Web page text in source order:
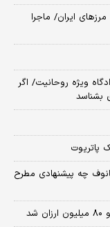
ایران/ ماجرا
ویژه روحانیت/ اگر
بشناسد
پاتریوت
چه پیشنهادی مطرح